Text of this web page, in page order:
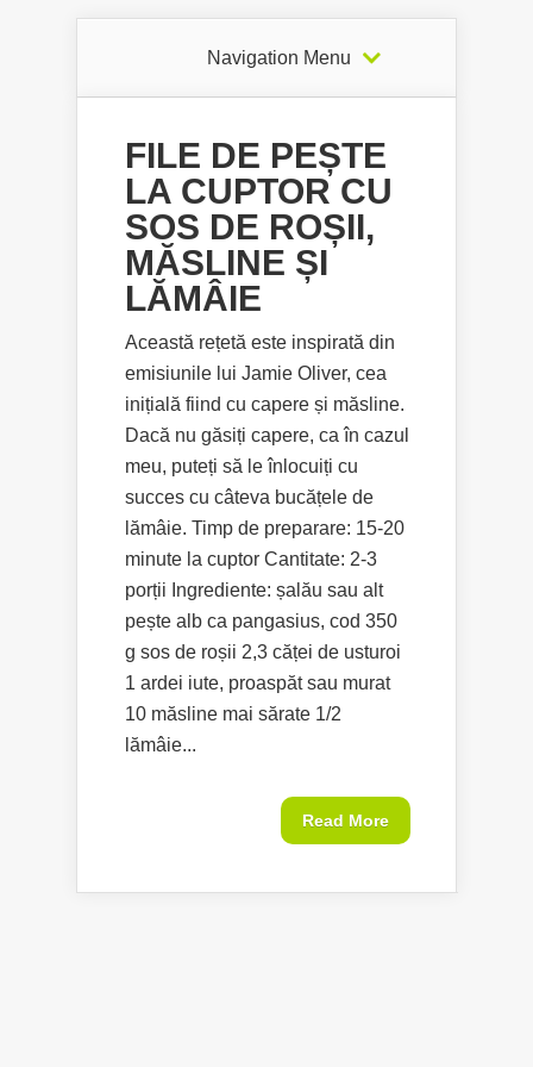
Navigation Menu
FILE DE PEȘTE
LA CUPTOR CU
SOS DE ROȘII,
MĂSLINE ȘI
LĂMÂIE
Această rețetă este inspirată din
emisiunile lui Jamie Oliver, cea
inițială fiind cu capere și măsline.
Dacă nu găsiți capere, ca în cazul
meu, puteți să le înlocuiți cu
succes cu câteva bucățele de
lămâie. Timp de preparare: 15-20
minute la cuptor Cantitate: 2-3
porții Ingrediente: șalău sau alt
pește alb ca pangasius, cod 350
g sos de roșii 2,3 căței de usturoi
1 ardei iute, proaspăt sau murat
10 măsline mai sărate 1/2
lămâie...
Read More